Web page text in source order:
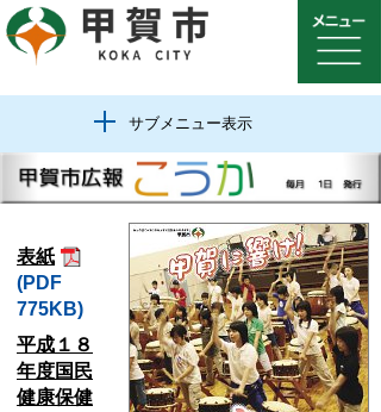
サブメニュー表示
表紙
(PDF
775KB)
平成１８
年度国民
健康保健